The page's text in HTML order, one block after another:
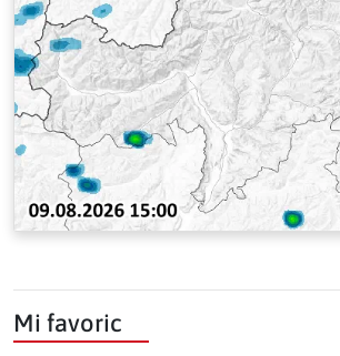
Mi favoric